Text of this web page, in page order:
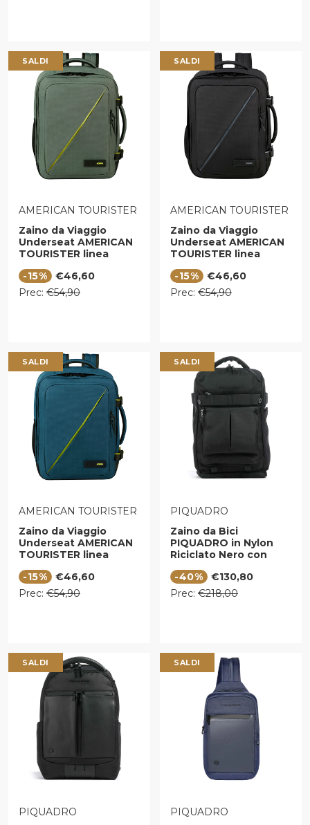
SALDI
VENDITORE:
AMERICAN TOURISTER
Zaino da Viaggio
Underseat AMERICAN
TOURISTER linea
Dark Forest
-15%
Prezzo di vendita
€46,60
Prezzo regolare
Prec: €54,90
SALDI
VENDITORE:
AMERICAN TOURISTER
Zaino da Viaggio
Underseat AMERICAN
TOURISTER linea
Nero
-15%
Prezzo di vendita
€46,60
Prezzo regolare
Prec: €54,90
SALDI
VENDITORE:
AMERICAN TOURISTER
Zaino da Viaggio
Underseat AMERICAN
TOURISTER linea
Harbor Blue
-15%
Prezzo di vendita
€46,60
Prezzo regolare
Prec: €54,90
SALDI
VENDITORE:
PIQUADRO
Zaino da Bici
PIQUADRO in Nylon
Riciclato Nero con
Arne - CA5998S125
-40%
Prezzo di vendita
€130,80
Prezzo regolare
Prec: €218,00
SALDI
VENDITORE:
PIQUADRO
SALDI
VENDITORE:
PIQUADRO